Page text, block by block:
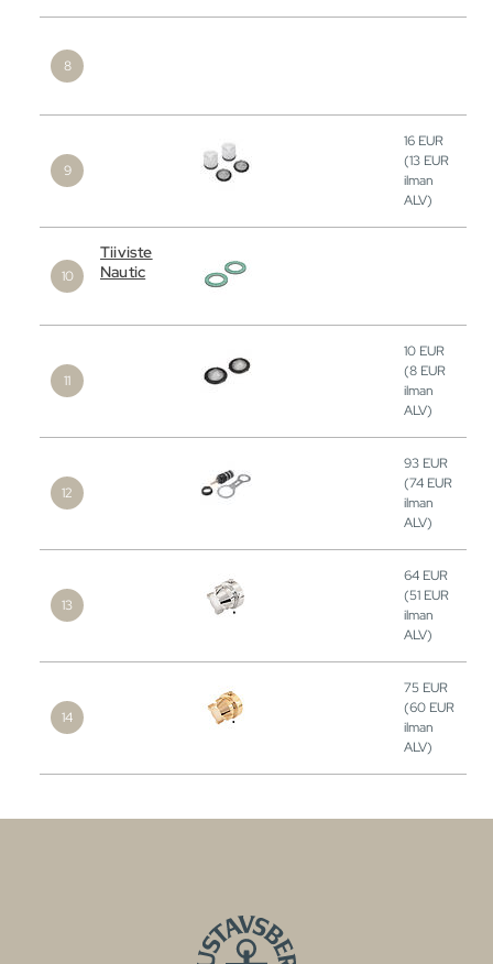
16 EUR
(13 EUR
ilman
ALV)
Tiiviste
Nautic
10 EUR
(8 EUR
ilman
ALV)
93 EUR
(74 EUR
ilman
ALV)
64 EUR
(51 EUR
ilman
ALV)
75 EUR
(60 EUR
ilman
ALV)